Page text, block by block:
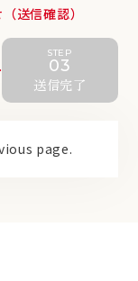
送信確認）
STEP
03
送信完了
page.